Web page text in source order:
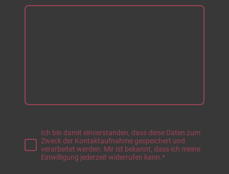
Ich bin damit einverstanden, dass diese Daten zum
Zweck der Kontaktaufnahme gespeichert und
verarbeitet werden. Mir ist bekannt, dass ich meine
Einwilligung jederzeit widerrufen kann.*